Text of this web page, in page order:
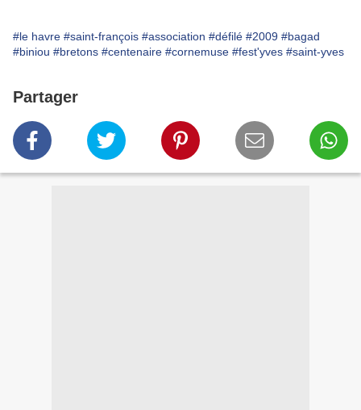
#le havre #saint-françois #association #défilé #2009 #bagad
#biniou #bretons #centenaire #cornemuse #fest'yves #saint-yves
Partager